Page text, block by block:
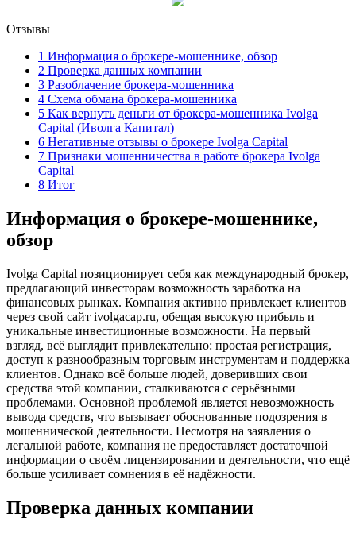
Отзывы
1 Информация о брокере-мошеннике, обзор
2 Проверка данных компании
3 Разоблачение брокера-мошенника
4 Схема обмана брокера-мошенника
5 Как вернуть деньги от брокера-мошенника Ivolga
Capital (Иволга Капитал)
6 Негативные отзывы о брокере Ivolga Capital
7 Признаки мошенничества в работе брокера Ivolga
Capital
8 Итог
Информация о брокере-мошеннике,
обзор
Ivolga Capital позиционирует себя как международный брокер,
предлагающий инвесторам возможность заработка на
финансовых рынках. Компания активно привлекает клиентов
через свой сайт ivolgacap.ru, обещая высокую прибыль и
уникальные инвестиционные возможности. На первый
взгляд, всё выглядит привлекательно: простая регистрация,
доступ к разнообразным торговым инструментам и поддержка
клиентов. Однако всё больше людей, доверивших свои
средства этой компании, сталкиваются с серьёзными
проблемами. Основной проблемой является невозможность
вывода средств, что вызывает обоснованные подозрения в
мошеннической деятельности. Несмотря на заявления о
легальной работе, компания не предоставляет достаточной
информации о своём лицензировании и деятельности, что ещё
больше усиливает сомнения в её надёжности.
Проверка данных компании